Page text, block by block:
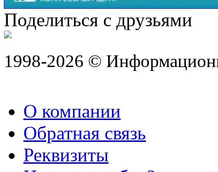
Поделиться с друзьями
1998-2026 ©
О компании
Обратная связь
Реквизиты